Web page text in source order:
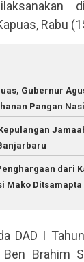
Rabu
Gubernur
Pangan
dari
Mako
DAD I
Brahim